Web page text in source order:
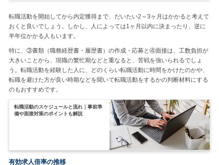
転職活動を開始してから内定獲得まで、だいたい2～3ヶ月はかかると考えて
おくと良いでしょう。しかし、人によっては1ヶ月以内に決まったり、逆に
半年位かかる人もいます。
特に、③書類（職務経歴書・履歴書）の作成・応募と④面接は、工数負担が
大きいことから、現職の繁忙期などと重なると、苦戦を強いられるでしょ
う。転職活動を経験した人に、どのくらい転職活動に時間をかけたのかや、
転職を避けた方が良い時期などを聞いて転職活動をするかの判断材料にする
のもおすすめです。
転職活動のスケジュールと流れ｜事前準
備や面接対策のポイントも解説
有効求人倍率の推移